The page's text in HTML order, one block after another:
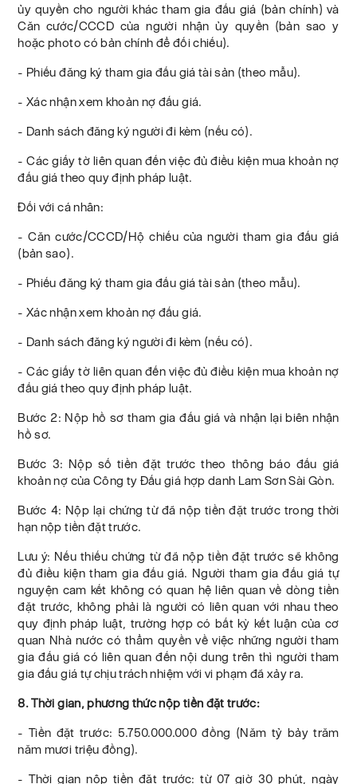
ủy quyền cho người khác tham gia đấu giá (bản chính) và
Căn cước/CCCD của người nhận ủy quyền (bản sao y
hoặc photo có bản chính để đối chiếu).
- Phiếu đăng ký tham gia đấu giá tài sản (theo mẫu).
- Xác nhận xem khoản nợ đấu giá.
- Danh sách đăng ký người đi kèm (nếu có).
- Các giấy tờ liên quan đến việc đủ điều kiện mua khoản nợ
đấu giá theo quy định pháp luật.
Đối với cá nhân:
- Căn cước/CCCD/Hộ chiếu của người tham gia đấu giá
(bản sao).
- Phiếu đăng ký tham gia đấu giá tài sản (theo mẫu).
- Xác nhận xem khoản nợ đấu giá.
- Danh sách đăng ký người đi kèm (nếu có).
- Các giấy tờ liên quan đến việc đủ điều kiện mua khoản nợ
đấu giá theo quy định pháp luật.
Bước 2: Nộp hồ sơ tham gia đấu giá và nhận lại biên nhận
hồ sơ.
Bước 3: Nộp số tiền đặt trước theo thông báo đấu giá
khoản nợ của Công ty Đấu giá hợp danh Lam Sơn Sài Gòn.
Bước 4: Nộp lại chứng từ đã nộp tiền đặt trước trong thời
hạn nộp tiền đặt trước.
Lưu ý: Nếu thiếu chứng từ đã nộp tiền đặt trước sẽ không
đủ điều kiện tham gia đấu giá. Người tham gia đấu giá tự
nguyện cam kết không có quan hệ liên quan về dòng tiền
đặt trước, không phải là người có liên quan với nhau theo
quy định pháp luật, trường hợp có bất kỳ kết luận của cơ
quan Nhà nước có thẩm quyền về việc những người tham
gia đấu giá có liên quan đến nội dung trên thì người tham
gia đấu giá tự chịu trách nhiệm với vi phạm đã xảy ra.
8. Thời gian, phương thức nộp tiền đặt trước:
- Tiền đặt trước: 5.750.000.000 đồng (Năm tỷ bảy trăm
năm mươi triệu đồng).
- Thời gian nộp tiền đặt trước: từ 07 giờ 30 phút, ngày